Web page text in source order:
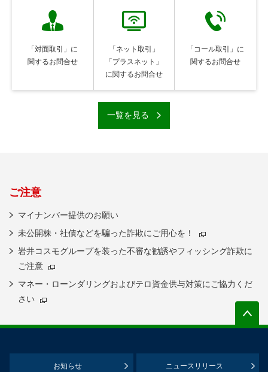
「対面取引」に
関するお問合せ
「ネット取引」
「プラスネット」
に関するお問合せ
「コール取引」に
関するお問合せ
一覧を見る
ご注意
マイナンバー提供のお願い
未公開株・社債などを騙った詐欺にご用心を！
岩井コスモグループを装った不審な勧誘やフィッシング詐欺に
ご注意
マネー・ローンダリングおよびテロ資金供与対策にご協力くだ
さい
お知らせ ニュースリリース